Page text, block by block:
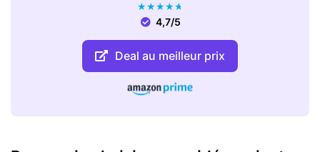
★★★★★
4,7/5
Deal au meilleur prix